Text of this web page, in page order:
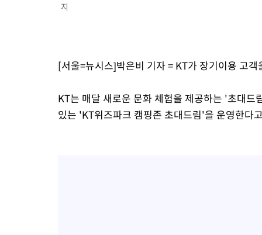
지
[서울=뉴시스]박은비 기자 = KT가 장기이용 고
KT는 매달 새로운 문화 체험을 제공하는 '초대
있는 'KT위즈파크 캠핑존 초대드림'을 운영한다